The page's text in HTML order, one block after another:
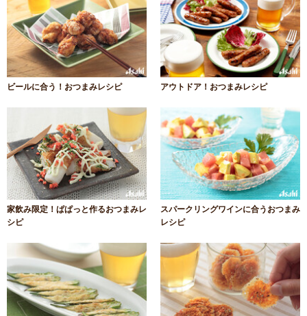
ビールに合う！おつまみレシピ アウトドア！おつまみレシピ
家飲み限定！ぱぱっと作るおつまみレ
シピ
スパークリングワインに合うおつまみ
レシピ